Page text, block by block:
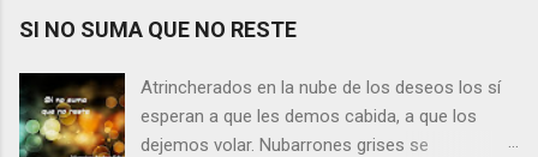
nuestras lágrimas?, quizás quien esté
Por otra parte, si nos ponemos a pensar en
SI NO SUMA QUE NO RESTE
Atrincherados en la nube de los deseos los sí
esperan a que les demos cabida, a que los
dejemos volar. Nubarrones grises se